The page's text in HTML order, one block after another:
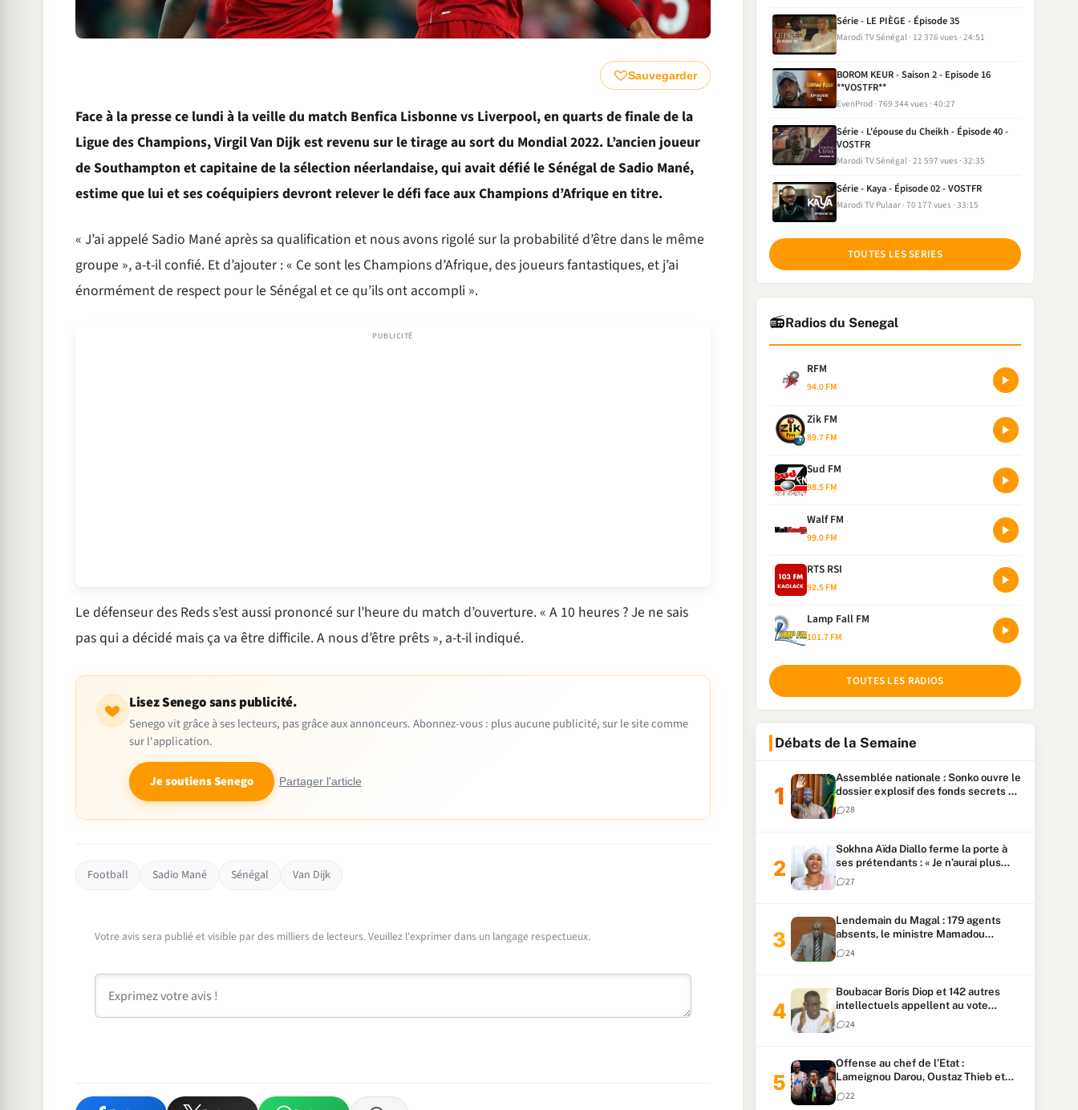
Sauvegarder
Face à la presse ce lundi à la veille du match Benfica Lisbonne vs Liverpool, en quarts de finale de la
Ligue des Champions, Virgil Van Dijk est revenu sur le tirage au sort du Mondial 2022. L’ancien joueur
de Southampton et capitaine de la sélection néerlandaise, qui avait défié le Sénégal de Sadio Mané,
estime que lui et ses coéquipiers devront relever le défi face aux Champions d’Afrique en titre.
« J’ai appelé Sadio Mané après sa qualification et nous avons rigolé sur la probabilité d’être dans le même
groupe », a-t-il confié. Et d’ajouter : « Ce sont les Champions d’Afrique, des joueurs fantastiques, et j’ai
énormément de respect pour le Sénégal et ce qu’ils ont accompli ».
Le défenseur des Reds s’est aussi prononcé sur l’heure du match d’ouverture. « A 10 heures ? Je ne sais
pas qui a décidé mais ça va être difficile. A nous d’être prêts », a-t-il indiqué.
Lisez Senego sans publicité.
Senego vit grâce à ses lecteurs, pas grâce aux annonceurs. Abonnez-vous : plus aucune publicité, sur le site comme
sur l'application.
Je soutiens Senego Partager l'article
Football Sadio Mané Sénégal Van Dijk
Votre avis sera publié et visible par des milliers de lecteurs. Veuillez l'exprimer dans un langage respectueux.
Commentaire
Série - LE PIÈGE - Épisode 35
Marodi TV Sénégal 12 376 vues 24:51
BOROM KEUR - Saison 2 - Episode 16
**VOSTFR**
EvenProd 769 344 vues 40:27
Série - L'épouse du Cheikh - Épisode 40 -
VOSTFR
Marodi TV Sénégal 21 597 vues 32:35
Série - Kaya - Épisode 02 - VOSTFR
Marodi TV Pulaar 70 177 vues 33:15
TOUTES LES SERIES
📻Radios du Senegal
RFM
94.0 FM
Zik FM
89.7 FM
Sud FM
98.5 FM
Walf FM
99.0 FM
RTS RSI
92.5 FM
Lamp Fall FM
101.7 FM
TOUTES LES RADIOS
Débats de la Semaine
Assemblée nationale : Sonko ouvre le
dossier explosif des fonds secrets et
du patrimoine présidentiel
28
Sokhna Aïda Diallo ferme la porte à
ses prétendants : « Je n’aurai plus
jamais un autre mari »
27
Lendemain du Magal : 179 agents
absents, le ministre Mamadou
Lamine Dianté exige des explications
24
Boubacar Boris Diop et 142 autres
intellectuels appellent au vote
urgent de la révision
constitutionnelle
24
Offense au chef de l’Etat :
Lameignou Darou, Oustaz Thieb et
Ndiaye Touba lourdement
condamnés
22